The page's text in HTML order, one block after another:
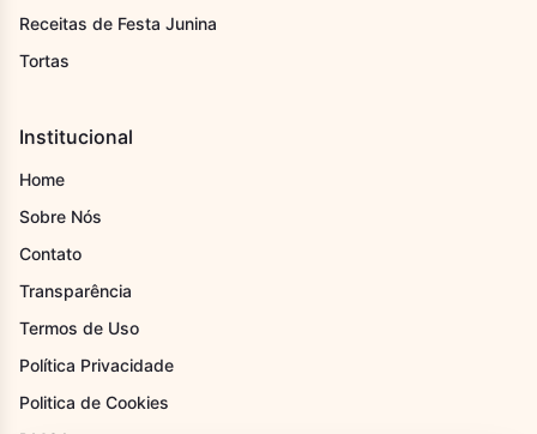
Receitas de Festa Junina
Tortas
Institucional
Home
Sobre Nós
Contato
Transparência
Termos de Uso
Política Privacidade
Politica de Cookies